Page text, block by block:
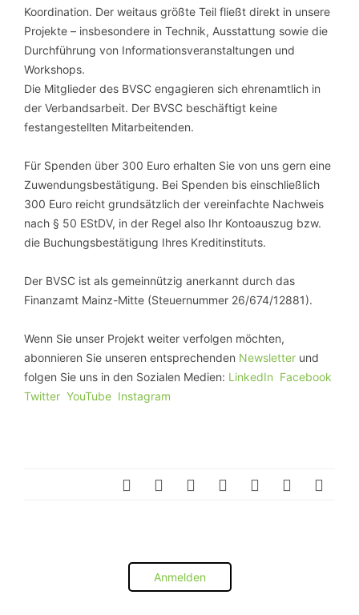
Koordination. Der weitaus größte Teil fließt direkt in unsere
Projekte – insbesondere in Technik, Ausstattung sowie die
Durchführung von Informationsveranstaltungen und
Workshops.
Die Mitglieder des BVSC engagieren sich ehrenamtlich in
der Verbandsarbeit. Der BVSC beschäftigt keine
festangestellten Mitarbeitenden.
Für Spenden über 300 Euro erhalten Sie von uns gern eine
Zuwendungsbestätigung. Bei Spenden bis einschließlich
300 Euro reicht grundsätzlich der vereinfachte Nachweis
nach § 50 EStDV, in der Regel also Ihr Kontoauszug bzw.
die Buchungsbestätigung Ihres Kreditinstituts.
Der BVSC ist als gemeinnützig anerkannt durch das
Finanzamt Mainz-Mitte (Steuernummer 26/674/12881).
Wenn Sie unser Projekt weiter verfolgen möchten,
abonnieren Sie unseren entsprechenden Newsletter und
folgen Sie uns in den Sozialen Medien: LinkedIn Facebook
Twitter YouTube Instagram
Anmelden